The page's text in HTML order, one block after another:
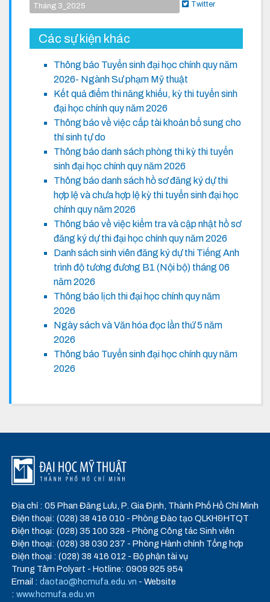
Tháng 3_2025 Twitter
Các sự kiện khác
Thông báo Tuyển sinh đại học chính quy năm
2026- Ngành Sư phạm Mỹ thuật
Kết quả điểm thi năng khiếu, kỳ thi tuyển sinh
đại học chính quy năm 2026
Thông báo về việc cấp tài khoản bổ sung cho
thí sinh tự do
Thông báo danh sách phòng thi kỳ thi tuyển
sinh đại học chính quy năm 2026
Thông báo danh sách hồ sơ đăng ký dự thi
hợp lệ và chưa hợp lệ kỳ thi tuyển sinh đại học
chính quy năm 2026
Thông báo về việc kiểm tra và cập nhật hồ sơ
đăng ký dự thi đại học chính quy năm 2026
Danh sách sinh viên đăng ký dự thi Tiếng Anh
trình độ tương đương B1 (Nội bộ) tháng 06
năm 2026
Thông báo lịch thi đại học chính quy năm
2026
Ngày sách và Văn hóa đọc lần thứ 5 năm
2026
Thông báo Tuyển sinh đại học chính quy năm
2026
Địa chỉ : 05 Phan Đăng Lưu, P. Gia Định, Thành Phố Hồ Chí Minh
Điện thoại: (028) 38 416 010 - Phòng Đào tạo QLKH&HTQT
Điện thoại: (028) 35 100 328 - Phòng Công tác Sinh viên
Điện thoại: (028) 38 030 237 - Phòng Hành chính Tổng hợp
Điện thoại : (028) 38 416 012 - Bộ phận tài vụ
Trung Tâm Polyart - Hotline: 0909 925 954
Email : daotao@hcmufa.edu.vn - Website
: www.hcmufa.edu.vn